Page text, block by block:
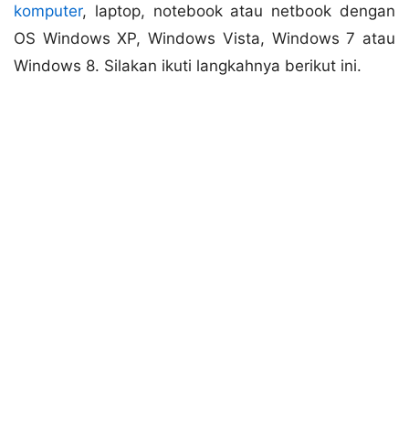
komputer, laptop, notebook atau netbook dengan
OS Windows XP, Windows Vista, Windows 7 atau
Windows 8. Silakan ikuti langkahnya berikut ini.